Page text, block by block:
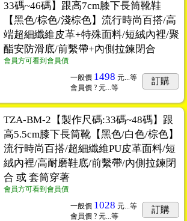
33碼~46碼】跟高7cm膝下長筒靴鞋
【黑色/棕色/淺棕色】流行時尚百搭/高
端超細纖維皮革+特殊面料/短絨內裡/聚
酯安防滑底/前繫帶+內側拉鍊閉合
會員方可看到會員價
一般價 1498 元...等
會員價 ? 元...等
訂購
TZA-BM-2【製作尺碼:33碼~48碼】跟
高5.5cm膝下長筒靴【黑色/白色/棕色】
流行時尚百搭/超細纖維PU皮革面料/短
絨內裡/高耐磨鞋底/前繫帶/內側拉鍊閉
合 或 套筒穿著
會員方可看到會員價
一般價 1028 元...等
會員價 ? 元...等
訂購